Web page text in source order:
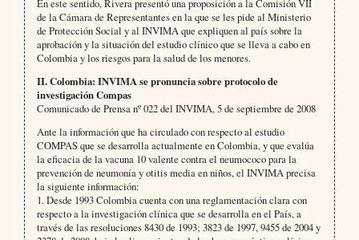
En este sentido, Rivera presentó una proposición a la Comisión VII
de la Cámara de Representantes en la que se les pide al Ministerio
de Protección Social y al INVIMA que expliquen al país sobre la
aprobación y la situación del estudio clínico que se lleva a cabo en
Colombia y los riesgos para la salud de los menores.
II. Colombia: INVIMA se pronuncia sobre protocolo de
investigación Compas
Comunicado de Prensa nº 022 del INVIMA, 5 de septiembre de 2008
Ante la información que ha circulado con respecto al estudio
COMPAS que se desarrolla actualmente en Colombia, y que evalúa
la eficacia de la vacuna 10 valente contra el neumococo para la
prevención de neumonía y otitis media en niños, el INVIMA precisa
la siguiente información:
1. Desde 1993 Colombia cuenta con una reglamentación clara con
respecto a la investigación clínica que se desarrolla en el País, a
través de las resoluciones 8430 de 1993; 3823 de 1997, 9455 de 2004 y